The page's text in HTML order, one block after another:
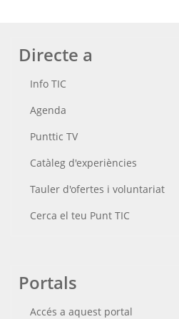
Directe a
Info TIC
Agenda
Punttic TV
Catàleg d'experiències
Tauler d'ofertes i voluntariat
Cerca el teu Punt TIC
Portals
Accés a aquest portal